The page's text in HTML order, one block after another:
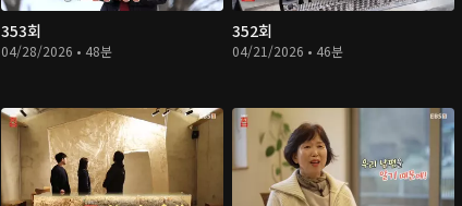
353회
04/28/2026 • 48분
352회
04/21/2026 • 46분